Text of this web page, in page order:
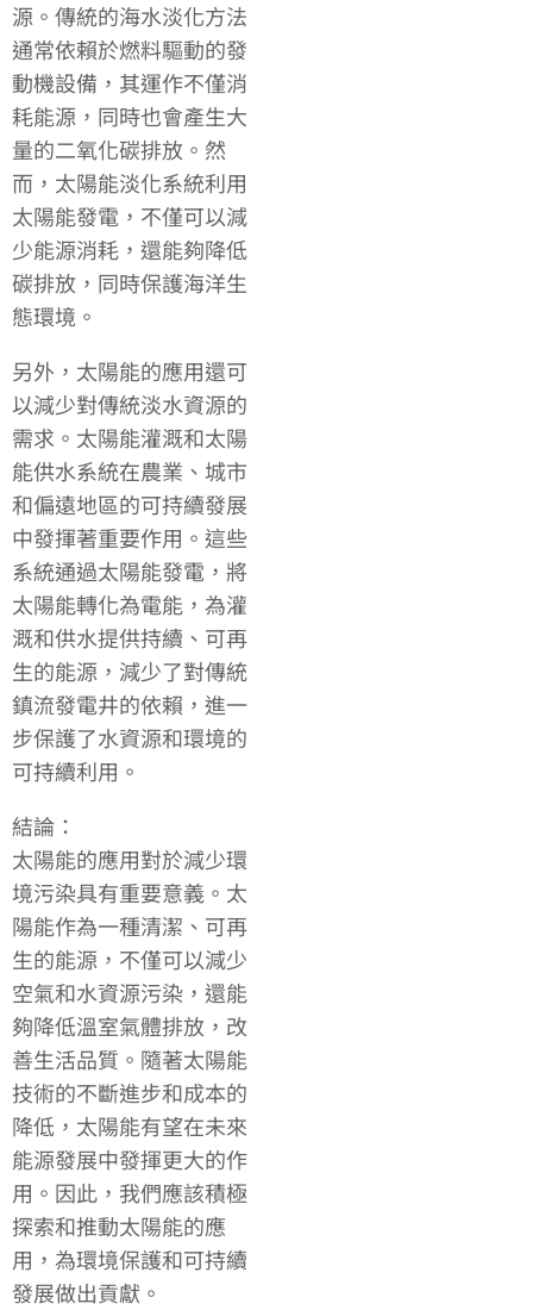
源。傳統的海水淡化方法
通常依賴於燃料驅動的發
動機設備，其運作不僅消
耗能源，同時也會產生大
量的二氧化碳排放。然
而，太陽能淡化系統利用
太陽能發電，不僅可以減
少能源消耗，還能夠降低
碳排放，同時保護海洋生
態環境。
另外，太陽能的應用還可
以減少對傳統淡水資源的
需求。太陽能灌溉和太陽
能供水系統在農業、城市
和偏遠地區的可持續發展
中發揮著重要作用。這些
系統通過太陽能發電，將
太陽能轉化為電能，為灌
溉和供水提供持續、可再
生的能源，減少了對傳統
鎮流發電井的依賴，進一
步保護了水資源和環境的
可持續利用。
結論：
太陽能的應用對於減少環
境污染具有重要意義。太
陽能作為一種清潔、可再
生的能源，不僅可以減少
空氣和水資源污染，還能
夠降低溫室氣體排放，改
善生活品質。隨著太陽能
技術的不斷進步和成本的
降低，太陽能有望在未來
能源發展中發揮更大的作
用。因此，我們應該積極
探索和推動太陽能的應
用，為環境保護和可持續
發展做出貢獻。